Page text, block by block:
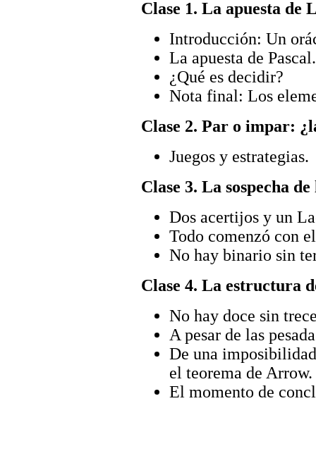
Clase 1. La apuesta de
Introducción: Un
La apuesta de Pascal.
¿Qué es decidir?
Nota final: Los
Clase 2. Par o impar:
Juegos y estrategias.
Clase 3. La sospecha
Dos acertijos y un
Todo comenzó con
No hay binario sin
Clase 4. La estructura
No hay doce sin
A pesar de las
De una
el teorema de Arrow.
El momento de